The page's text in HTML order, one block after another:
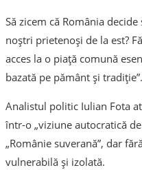
Să zicem că România
noștri prietenoși de la est?
acces la o piață comună
bazată pe pământ și
Analistul politic Iulian Fota
într-o „viziune autocratică
„Românie suverană”, dar
vulnerabilă și izolată.